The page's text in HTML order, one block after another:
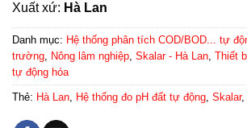
Xuất xứ: Hà Lan
Danh mục: Hệ thống phân tích COD/BOD... tự
trường, Nông lâm nghiệp, Skalar - Hà Lan, Thiết
tự động hóa
Thẻ: Hà Lan, Hệ thống đo pH đất tự động, Skalar,